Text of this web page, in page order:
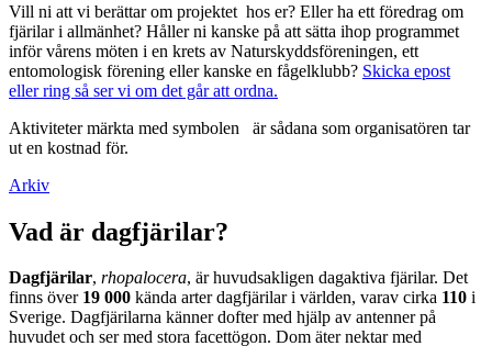
Vill ni att vi berättar om projektet hos er? Eller ha ett föredrag om
fjärilar i allmänhet? Håller ni kanske på att sätta ihop programmet
inför vårens möten i en krets av Naturskyddsföreningen, ett
entomologisk förening eller kanske en fågelklubb? Skicka epost
eller ring så ser vi om det går att ordna.
Aktiviteter märkta med symbolen
är sådana som organisatören tar
ut en kostnad för.
Arkiv
Vad är dagfjärilar?
Dagfjärilar, rhopalocera, är huvudsakligen dagaktiva fjärilar. Det
finns över 19 000 kända arter dagfjärilar i världen, varav cirka 110 i
Sverige. Dagfjärilarna känner dofter med hjälp av antenner på
huvudet och ser med stora facettögon. Dom äter nektar med